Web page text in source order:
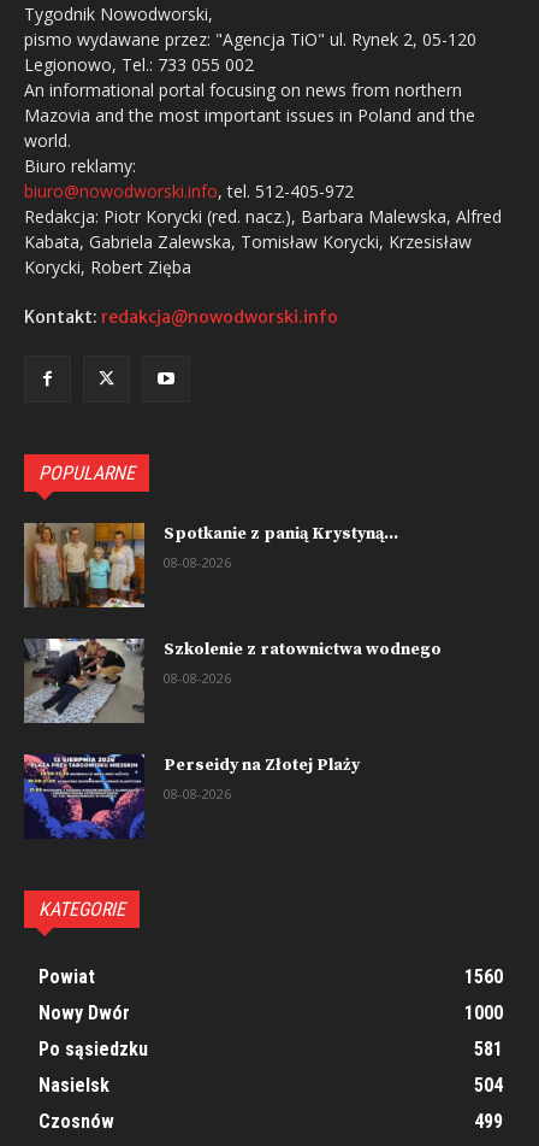
Tygodnik Nowodworski,
pismo wydawane przez: "Agencja TiO" ul. Rynek 2, 05-120
Legionowo, Tel.: 733 055 002
An informational portal focusing on news from northern
Mazovia and the most important issues in Poland and the
world.
Biuro reklamy:
biuro@nowodworski.info, tel. 512-405-972
Redakcja: Piotr Korycki (red. nacz.), Barbara Malewska, Alfred
Kabata, Gabriela Zalewska, Tomisław Korycki, Krzesisław
Korycki, Robert Zięba
Kontakt: redakcja@nowodworski.info
POPULARNE
Spotkanie z panią Krystyną...
08-08-2026
Szkolenie z ratownictwa wodnego
08-08-2026
Perseidy na Złotej Plaży
08-08-2026
KATEGORIE
Powiat
1560
Nowy Dwór
1000
Po sąsiedzku
581
Nasielsk
504
Czosnów
499